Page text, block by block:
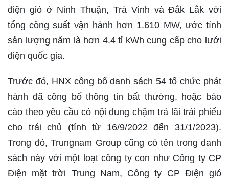
điện gió ở Ninh Thuận, Trà Vinh và Đắk Lắk với
tổng công suất vận hành hơn 1.610 MW, ước tính
sản lượng năm là hơn 4.4 tỉ kWh cung cấp cho lưới
điện quốc gia.
Trước đó, HNX công bố danh sách 54 tổ chức phát
hành đã công bố thông tin bất thường, hoặc báo
cáo theo yêu cầu có nội dung chậm trả lãi trái phiếu
cho trái chủ (tính từ 16/9/2022 đến 31/1/2023).
Trong đó, Trungnam Group cũng có tên trong danh
sách này với một loạt công ty con như Công ty CP
Điện mặt trời Trung Nam, Công ty CP Điện gió